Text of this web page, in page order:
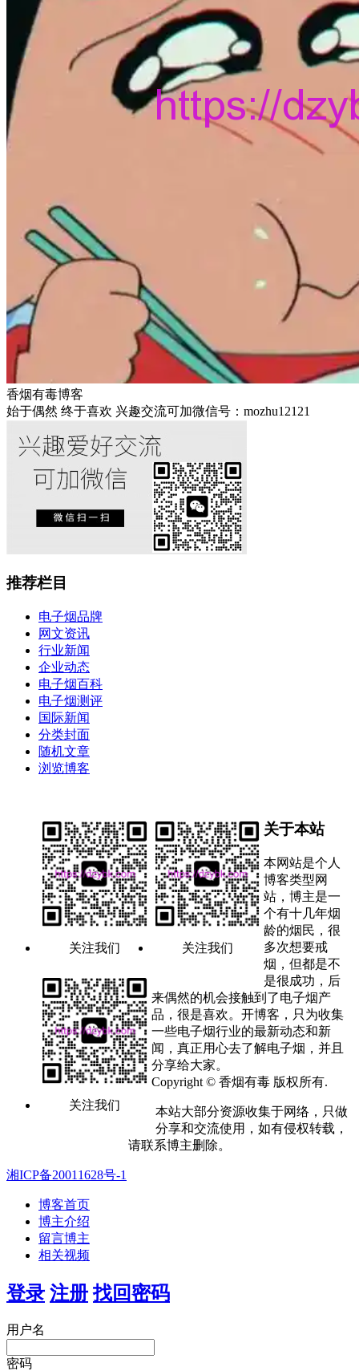
香烟有毒博客
始于偶然 终于喜欢 兴趣交流可加微信号：mozhu12121
推荐栏目
电子烟品牌
网文资讯
行业新闻
企业动态
电子烟百科
电子烟测评
国际新闻
分类封面
随机文章
浏览博客
关注我们 关注我们
关注我们
关于本站
本网站是个人
博客类型网
站，博主是一
个有十几年烟
龄的烟民，很
多次想要戒
烟，但都是不
是很成功，后
来偶然的机会接触到了电子烟产
品，很是喜欢。开博客，只为收集
一些电子烟行业的最新动态和新
闻，真正用心去了解电子烟，并且
分享给大家。
Copyright © 香烟有毒 版权所有.
本站大部分资源收集于网络，只做
分享和交流使用，如有侵权转载，
请联系博主删除。
湘ICP备20011628号-1
博客首页
博主介绍
留言博主
相关视频
登录 注册 找回密码
用户名
密码